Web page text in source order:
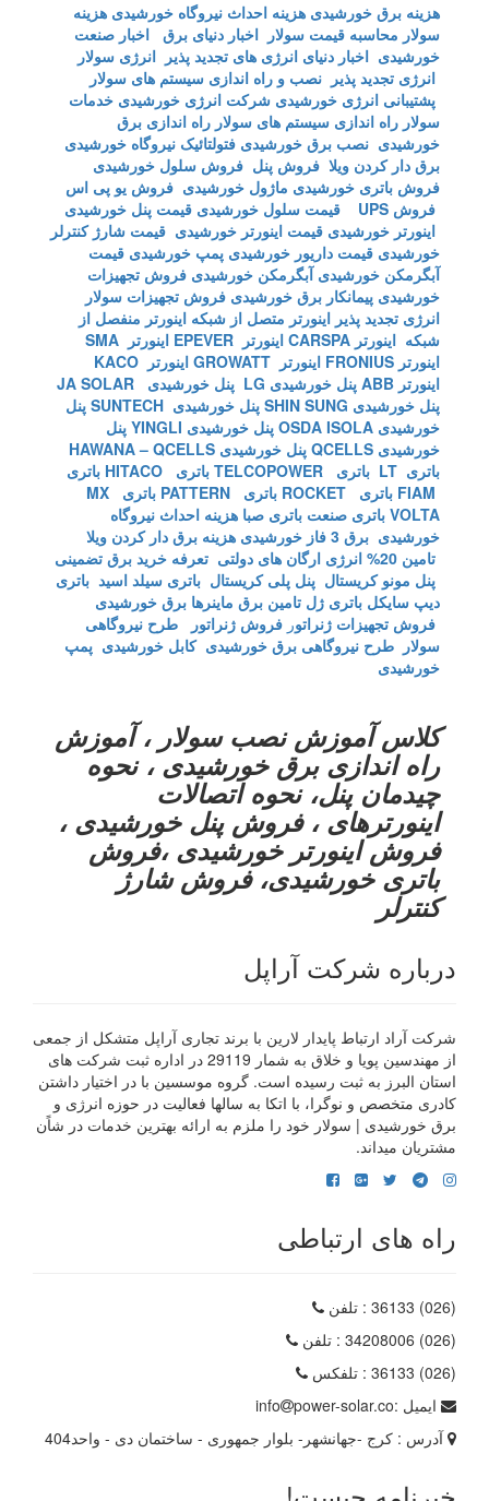
هزینه برق خورشیدی هزینه احداث نیروگاه خورشیدی هزینه
سولار محاسبه قیمت سولار اخبار دنیای برق اخبار صنعت
خورشیدی اخبار دنیای انرژی های تجدید پذیر انرژی سولار
انرژی تجدید پذیر نصب و راه اندازی سیستم های سولار
پشتیبانی انرژی خورشیدی شرکت انرژی خورشیدی خدمات
سولار راه اندازی سیستم های سولار راه اندازی برق
خورشیدی نصب برق خورشیدی فتولتائیک نیروگاه خورشیدی
برق دار کردن ویلا فروش پنل فروش سلول خورشیدی
فروش باتری خورشیدی ماژول خورشیدی فروش یو پی اس
فروش UPS
قیمت سلول خورشیدی قیمت پنل خورشیدی
اینورتر خورشیدی قیمت اینورتر خورشیدی قیمت شارژ کنترلر
خورشیدی قیمت داریور خورشیدی پمپ خورشیدی قیمت
آبگرمکن خورشیدی آبگرمکن خورشیدی فروش تجهیزات
خورشیدی پیمانکار برق خورشیدی فروش تجهیزات سولار
انرژی تجدید پذیر اینورتر متصل از شبکه اینورتر منفصل از
شبکه اینورتر CARSPA اینورتر EPEVER
اینورتر SMA
اینورتر FRONIUS
اینورتر GROWATT
اینورتر KACO
اینورتر ABB
پنل خورشیدی LG
پنل خورشیدی JA SOLAR
پنل خورشیدی SHIN SUNG
پنل خورشیدی SUNTECH
پنل
خورشیدی OSDA ISOLA
پنل خورشیدی YINGLI
پنل
خورشیدی QCELLS
پنل خورشیدی HAWANA – QCELLS
باتری LT
باتری TELCOPOWER باتری HITACO
باتری
باتری ROCKET باتری PATTERN
باتری MX
VOLTA باتری صنعت باتری صبا هزینه احداث نیروگاه
خورشیدی برق 3 فاز خورشیدی
هزینه برق دار کردن ویلا
تامین 20% انرژی ارگان های دولتی
تعرفه خرید برق تضمینی
پنل مونو کریستال پنل پلی کریستال باتری سیلد اسید باتری
دیپ سایکل باتری ژل تامین برق ماینرها برق خورشیدی
فروش تجهیزات ژنراتور فروش ژنراتور
طرح نیروگاهی
سولار طرح نیروگاهی برق خورشیدی کابل خورشیدی پمپ
خورشیدی
کلاس آموزش نصب سولار ، آموزش
راه اندازی برق خورشیدی ، نحوه
چیدمان پنل، نحوه اتصالات
اینورترهای ، فروش پنل خورشیدی ،
فروش اینورتر خورشیدی ،فروش
باتری خورشیدی، فروش شارژ
کنترلر
درباره شرکت آراپل
شرکت آراد ارتباط پایدار لارین با برند تجاری آراپل متشکل از جمعی
از مهندسین پویا و خلاق به شمار 29119 در اداره ثبت شرکت های
استان البرز به ثبت رسیده است. گروه موسسین با در اختیار داشتن
کادری متخصص و نوگرا، با اتکا به سالها فعالیت در حوزه انرژی و
برق خورشیدی | سولار خود را ملزم به ارائه بهترین خدمات در شاًن
مشتریان میداند.
راه های ارتباطی
(026) 36133
: تلفن
(026) 34208006
: تلفن
(026) 36133
: تلفکس
ایمیل :
info
power-solar.co
آدرس : کرج -جهانشهر- بلوار جمهوری - ساختمان دی - واحد404